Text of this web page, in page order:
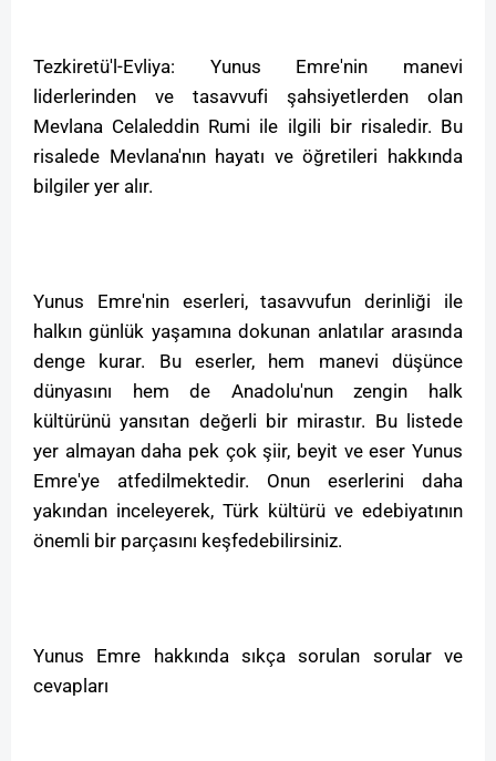
Tezkiretü'l-Evliya: Yunus Emre'nin manevi
liderlerinden ve tasavvufi şahsiyetlerden olan
Mevlana Celaleddin Rumi ile ilgili bir risaledir. Bu
risalede Mevlana'nın hayatı ve öğretileri hakkında
bilgiler yer alır.
Yunus Emre'nin eserleri, tasavvufun derinliği ile
halkın günlük yaşamına dokunan anlatılar arasında
denge kurar. Bu eserler, hem manevi düşünce
dünyasını hem de Anadolu'nun zengin halk
kültürünü yansıtan değerli bir mirastır. Bu listede
yer almayan daha pek çok şiir, beyit ve eser Yunus
Emre'ye atfedilmektedir. Onun eserlerini daha
yakından inceleyerek, Türk kültürü ve edebiyatının
önemli bir parçasını keşfedebilirsiniz.
Yunus Emre hakkında sıkça sorulan sorular ve
cevapları